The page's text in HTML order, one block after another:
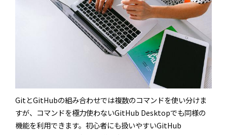
GitとGitHubの組み合わせでは複数のコマンドを使い分けま
すが、コマンドを極力使わないGitHub Desktopでも同様の
機能を利用できます。初心者にも扱いやすいGitHub